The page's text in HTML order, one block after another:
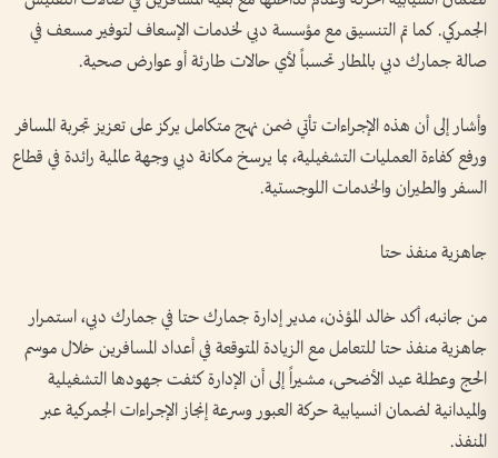
الجمركي. كما تم التنسيق مع مؤسسة دبي لخدمات الإسعاف لتوفير مسعف في
صالة جمارك دبي بالمطار تحسباً لأي حالات طارئة أو عوارض صحية.
وأشار إلى أن هذه الإجراءات تأتي ضمن نهج متكامل يركز على تعزيز تجربة المسافر
ورفع كفاءة العمليات التشغيلية، بما يرسخ مكانة دبي وجهة عالمية رائدة في قطاع
السفر والطيران والخدمات اللوجستية.
جاهزية منفذ حتا
من جانبه، أكد خالد المؤذن، مدير إدارة جمارك حتا في جمارك دبي، استمرار
جاهزية منفذ حتا للتعامل مع الزيادة المتوقعة في أعداد المسافرين خلال موسم
الحج وعطلة عيد الأضحى، مشيراً إلى أن الإدارة كثفت جهودها التشغيلية
والميدانية لضمان انسيابية حركة العبور وسرعة إنجاز الإجراءات الجمركية عبر
المنفذ.